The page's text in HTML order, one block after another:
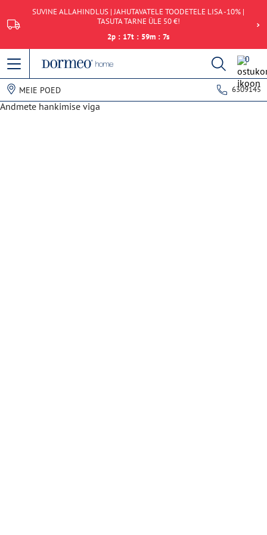
SUVINE ALLAHINDLUS | JAHUTAVATELE TOODETELE LISA -10% |
TASUTA TARNE ÜLE 50 €!
2p : 17t : 59m : 7s
0
MEIE POED 6309145
Andmete hankimise viga